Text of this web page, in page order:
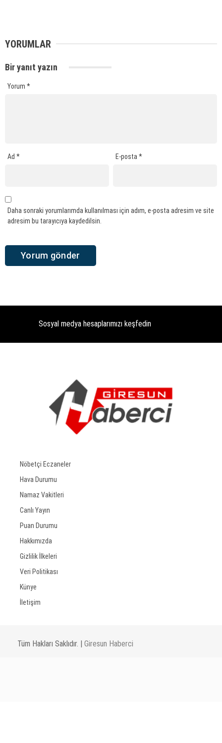
YORUMLAR
Bir yanıt yazın
Yorum *
Ad * E-posta*
Daha sonraki yorumlarımda kullanılması için adım, e-posta adresim ve site
adresim bu tarayıcıya kaydedilsin.
Sosyal medya hesaplarımızı keşfedin
Nöbetçi Eczaneler
Hava Durumu
Namaz Vakitleri
Canlı Yayın
Puan Durumu
Hakkımızda
Gizlilik İlkeleri
Veri Politikası
Künye
İletişim
Tüm Hakları Saklıdır. | Giresun Haberci